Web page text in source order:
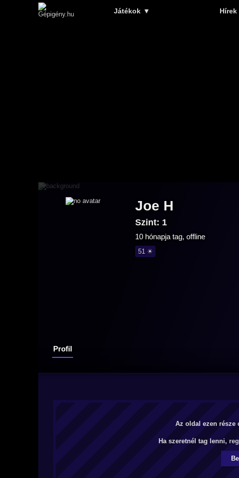
Játékok ▼ Hírek
Joe H
Szint: 1
10 hónapja tag, offline
51 ☀
Profil
Az oldal ezen része
Ha szeretnél tag lenni,